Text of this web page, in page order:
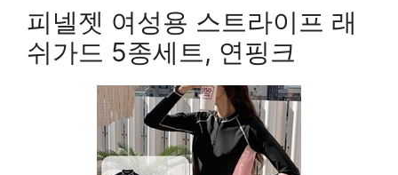
피넬젯 여성용 스트라이프 래
쉬가드 5종세트, 연핑크